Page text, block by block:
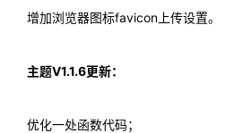
增加浏览器图标favicon上传设置。
主题V1.1.6更新：
优化一处函数代码；